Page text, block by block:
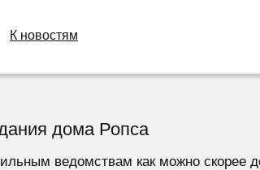
К новостям
дома Ропса
ведомствам как можно скорее